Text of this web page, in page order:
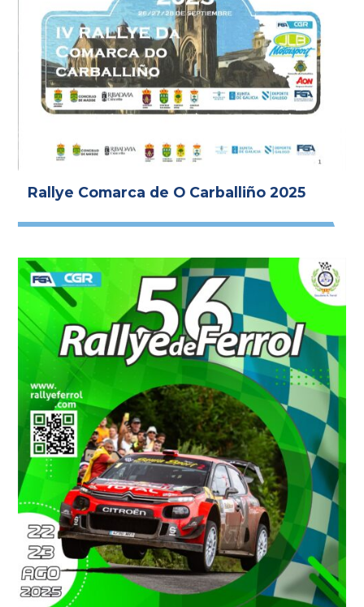
Rallye Comarca de O Carballiño 2025